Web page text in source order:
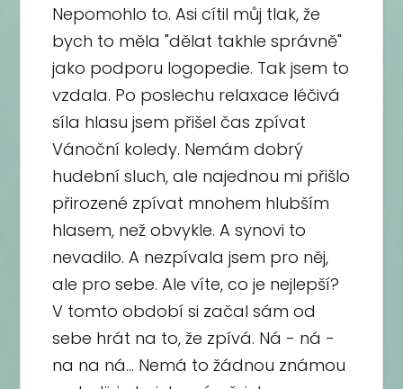
Nepomohlo to. Asi cítil můj tlak, že
bych to měla "dělat takhle správně"
jako podporu logopedie. Tak jsem to
vzdala. Po poslechu relaxace léčivá
síla hlasu jsem přišel čas zpívat
Vánoční koledy. Nemám dobrý
hudební sluch, ale najednou mi přišlo
přirozené zpívat mnohem hlubším
hlasem, než obvykle. A synovi to
nevadilo. A nezpívala jsem pro něj,
ale pro sebe. Ale víte, co je nejlepší?
V tomto období si začal sám od
sebe hrát na to, že zpívá. Ná - ná -
na na ná... Nemá to žádnou známou